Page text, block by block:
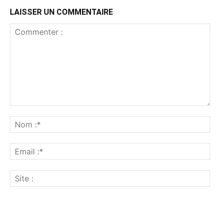
LAISSER UN COMMENTAIRE